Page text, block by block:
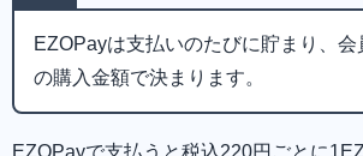
EZOPayは支払いのたびに貯まり、会
の購入金額で決まります。